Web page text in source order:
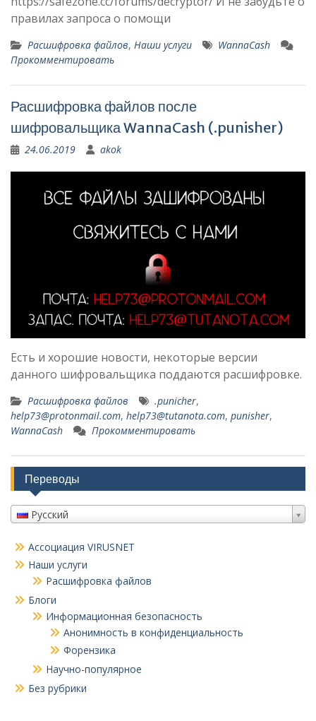
правилах запроса о помощи
Расшифровка файлов, Наши услуги
WannaCash
Прокомментировать
Расшифровка файлов после
шифровальщика WannaCash (.punisher)
24.06.2019 akok
Есть и хорошие новости, некоторые версии
данного шифровальщика поддаются расшифровке.
Расшифровка файлов .punicher,
help73@protonmail.com, help73@tutanota.com, punisher,
WannaCash
Прокомментировать
Переводы
Русский
Ассоциация VIRUSNET
Наши услуги
Расшифровка файлов
Блоги
Информационная безопасность
Анонимность в конфиденциальность
Форензика
Научно-популярное
Без рубрики